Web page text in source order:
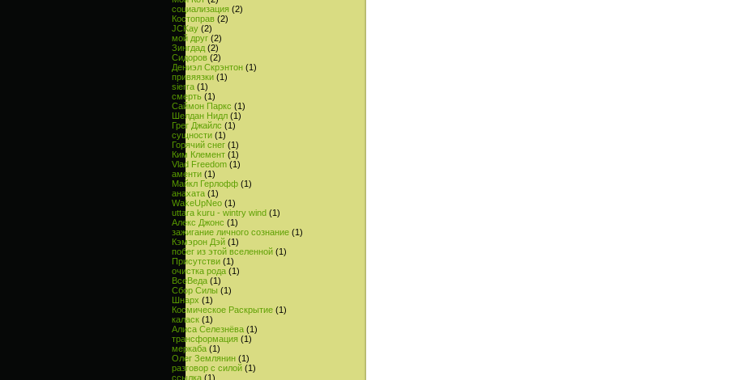
социализация (2)
Костоправ (2)
JCKay (2)
мой друг (2)
Зингдад (2)
Сидоров (2)
Дениэл Скрэнтон (1)
привяязки (1)
sierra (1)
смерть (1)
Саймон Паркс (1)
Шелдан Нидл (1)
Грег Джайлс (1)
сущности (1)
Горячий снег (1)
Ким Клемент (1)
Vlad Freedom (1)
аменти (1)
Майкл Герлофф (1)
анахата (1)
WakeUpNeo (1)
uttara kuru - wintry wind (1)
Алекс Джонс (1)
зажигание личного сознание (1)
Кэмэрон Дэй (1)
побег из этой вселенной (1)
Присутстви (1)
очистка рода (1)
ВсеВеда (1)
Сбор Силы (1)
Шнарх (1)
Космическое Раскрытие (1)
каласк (1)
Алиса Селезнёва (1)
трансформация (1)
меркаба (1)
Олег Землянин (1)
разговор с силой (1)
ссылка (1)